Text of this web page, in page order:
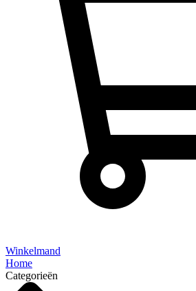
Winkelmand
Home
Categorieën